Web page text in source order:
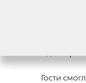
Гости